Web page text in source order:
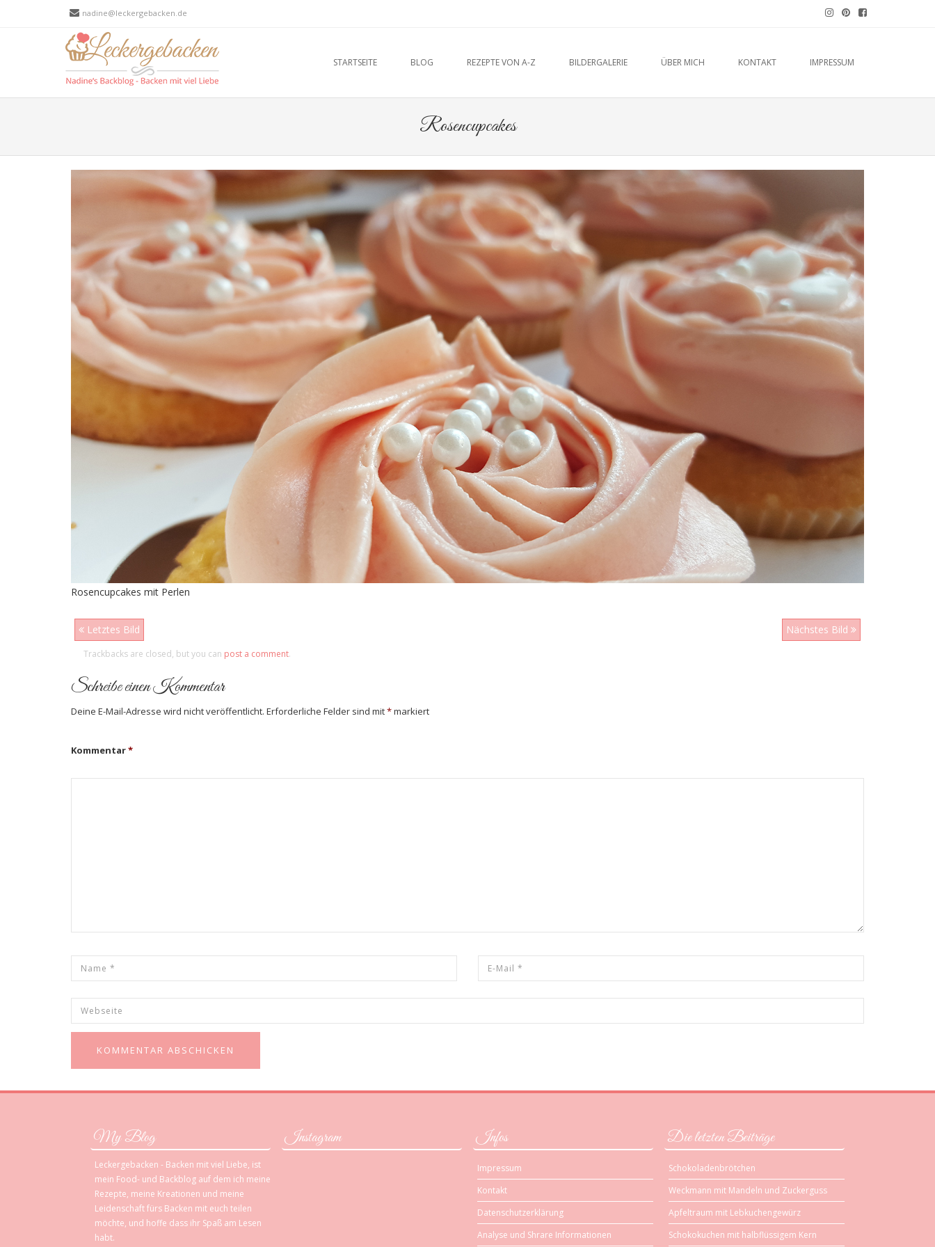
nadine@leckergebacken.de
SKIP TO CONTENTSTARTSEITE BLOG REZEPTE VON A-Z BILDERGALERIE ÜBER MICH KONTAKT IMPRESSUM
Rosencupcakes
Rosencupcakes mit Perlen
Letztes Bild Nächstes Bild
Trackbacks are closed, but you can post a comment.
Schreibe einen Kommentar
Deine E-Mail-Adresse wird nicht veröffentlicht. Erforderliche Felder sind mit*markiert
Kommentar*
My Blog
Leckergebacken - Backen mit viel Liebe, ist
mein Food- und Backblog auf dem ich meine
Rezepte, meine Kreationen und meine
Leidenschaft fürs Backen mit euch teilen
möchte, und hoffe dass ihr Spaß am Lesen
habt.
Instagram Infos
Impressum
Kontakt
Datenschutzerklärung
Analyse und Shrare Informationen
Die letzten Beiträge
Schokoladenbrötchen
Weckmann mit Mandeln und Zuckerguss
Apfeltraum mit Lebkuchengewürz
Schokokuchen mit halbflüssigem Kern